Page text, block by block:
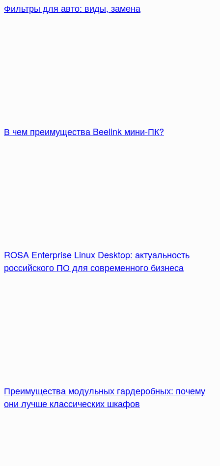
Фильтры для авто: виды, замена
В чем преимущества Beelink мини-ПК?
ROSA Enterprise Linux Desktop: актуальность
российского ПО для современного бизнеса
Преимущества модульных гардеробных: почему
они лучше классических шкафов